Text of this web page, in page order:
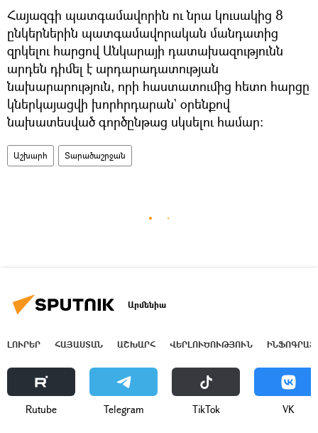
Հայազգի պատգամավորին ու նրա կուսակից 8
ընկերներին պատգամավորական մանդատից
զրկելու հարցով Անկարայի դատախազությունն
արդեն դիմել է արդարադատության
նախարարություն, որի հաստատումից հետո հարցը
կներկայացվի խորհրդարան` օրենքով
նախատեսված գործընթաց սկսելու համար։
Աշխարհ Տարածաշրջան
Արմենիա
ԼՈՒՐԵՐ ՀԱՅԱՍՏԱՆ ԱՇԽԱՐՀ ՎԵՐԼՈՒԾՈՒԹՅՈՒՆ
Rutube Telegram ТikТоk VK